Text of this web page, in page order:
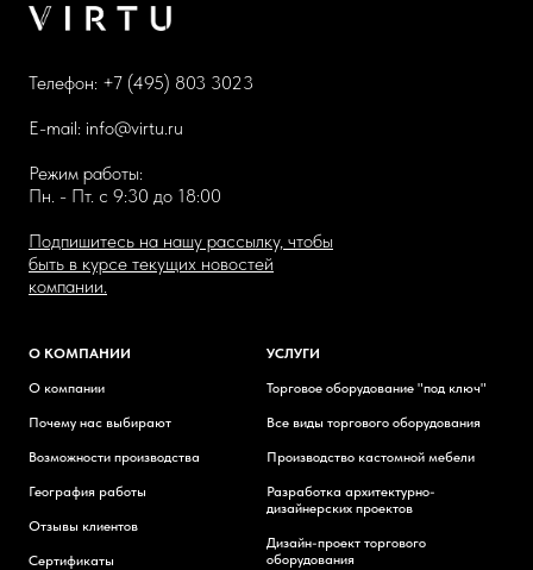
Телефон: +7 (495) 803 3023
E-mail: info@virtu.ru
Режим работы:
Пн. - Пт. с 9:30 до 18:00
Подпишитесь на нашу рассылку, чтобы
быть в курсе текущих новостей
компании.
О КОМПАНИИ
О компании
Почему нас выбирают
Возможности производства
География работы
Отзывы клиентов
Сертификаты
УСЛУГИ
Торговое оборудование "под ключ"
Все виды торгового оборудования
Производство кастомной мебели
Разработка архитектурно-
дизайнерских проектов
Дизайн-проект торгового
оборудования